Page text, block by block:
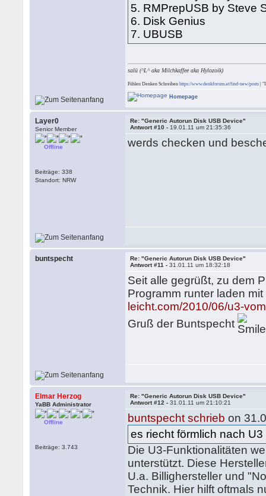
5. RMPrepUSB by Steve
6. Disk Genius
7. UBUSB
salü (^L^ aka Milchkaffee aka Hylozoik)
Fühlen Denken Schreibenhttps://www.denkforum.at/find-new/posts |
Homepage
Layer0
Senior Member
Offline
Beiträge: 338
Standort: NRW
Re: "Generic Autorun Disk USB Device"
Antwort #10 - 19.01.11 um 21:35:36
werds checken und
buntspecht
Re: "Generic Autorun Disk USB Device"
Antwort #11 -31.01.11 um 18:32:18
Seit alle gegrüßt, zu dem
Programm runter laden
leicht.com/2010/06/u3-
Gruß der Buntspecht
Elmar Herzog
YaBB Administrator
Offline
Beiträge: 3.743
Re: "Generic Autorun Disk USB Device"
Antwort #12 -31.01.11 um 21:10:21
buntspecht schrieb on
es riecht förmlich nach U3
Die U3-Funktionalitäten
unterstützt. Diese
U.a. Billighersteller und
Technik. Hier hilft oftmals